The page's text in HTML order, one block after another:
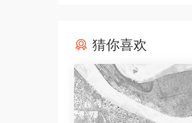
猜你喜欢